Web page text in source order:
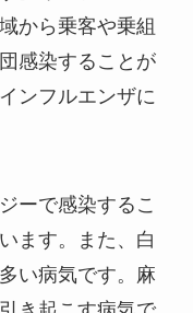
から乗客や乗組
感染することが
ンフルエンザに
ーで感染するこ
ます。また、白
い病気です。麻